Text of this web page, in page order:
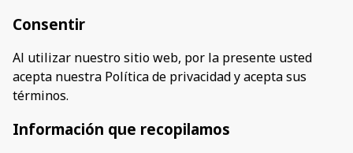
Consentir
Al utilizar nuestro sitio web, por la presente usted
acepta nuestra Política de privacidad y acepta sus
términos.
Información que recopilamos